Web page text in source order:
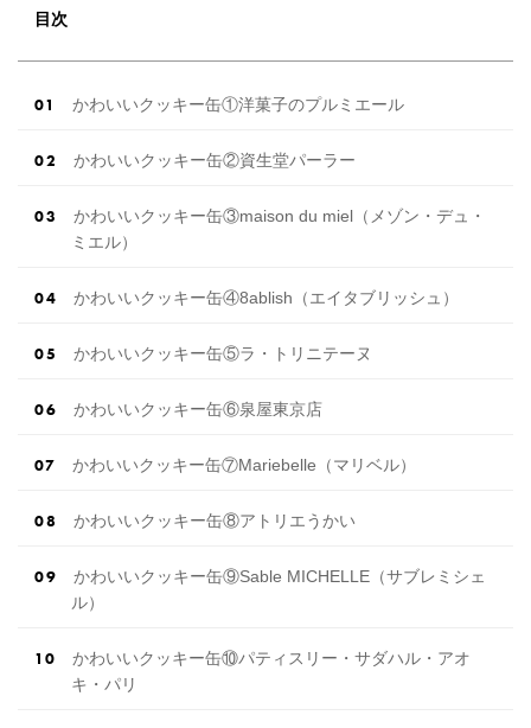
目次
かわいいクッキー缶①洋菓子のプルミエール
かわいいクッキー缶②資生堂パーラー
かわいいクッキー缶③maison du miel（メゾン・デュ・
ミエル）
かわいいクッキー缶④8ablish（エイタブリッシュ）
かわいいクッキー缶⑤ラ・トリニテーヌ
かわいいクッキー缶⑥泉屋東京店
かわいいクッキー缶⑦Mariebelle（マリベル）
かわいいクッキー缶⑧アトリエうかい
かわいいクッキー缶⑨Sable MICHELLE（サブレミシェ
ル）
かわいいクッキー缶⑩パティスリー・サダハル・アオ
キ・パリ